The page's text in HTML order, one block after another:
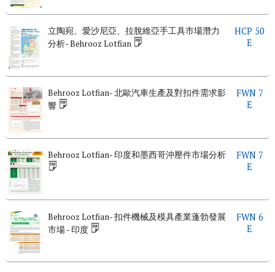
立陶宛、愛沙尼亞、拉脫維亞手工具市場潛力
分析- Behrooz Lotfian
HCP 50
E
Behrooz Lotfian- 北歐汽車生產及對扣件需求影
響
FWN 7
E
Behrooz Lotfian- 印度和墨西哥沖壓件市場分析
FWN 7
E
Behrooz Lotfian- 扣件機械及模具產業蓬勃發展
市場 - 印度
FWN 6
E